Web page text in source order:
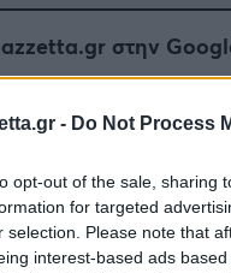
- Do Not Process
opt-out of the sale, sharing
for targeted
selection. Please note that
interest-based ads
στην
την
με τον Σιλβέιν